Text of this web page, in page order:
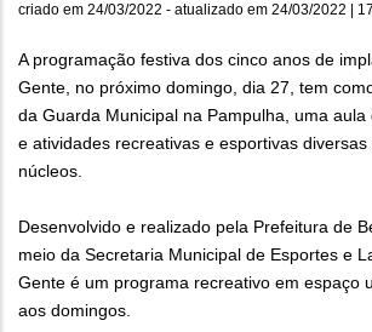
criado em 24/03/2022 - atualizado em 24/03/2022 |
A programação festiva dos cinco anos de
Gente, no próximo domingo, dia 27, tem
da Guarda Municipal na Pampulha, uma aula
e atividades recreativas e esportivas
núcleos.
Desenvolvido e realizado pela Prefeitura de
meio da Secretaria Municipal de Esportes e
Gente é um programa recreativo em espaço
aos domingos.